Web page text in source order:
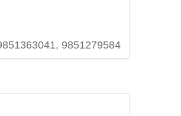
9851279584